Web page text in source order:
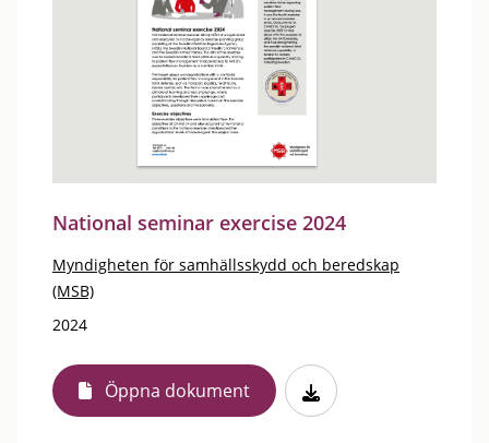
National seminar exercise 2024
Myndigheten för samhällsskydd och beredskap
(MSB)
2024
Öppna dokument